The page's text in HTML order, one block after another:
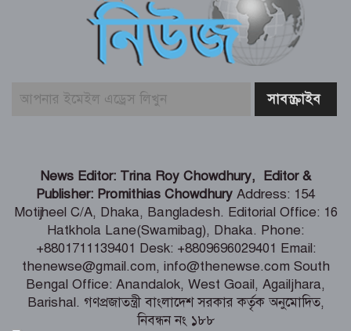
পাইকগাছায় ছাত্র ও দরিদ্র মানুষের মাঝে
সাইকেল, সেলাই মেশিন ও ভ্যান বিতরণ
মার্কিন প্রশান্ত মহাসাগরীয় নৌবহর
কমান্ডারের বাংলাদেশ সফর শেষ
ভারতীয় হাইক‌মিশনা‌রের স‌ঙ্গে আইএবিডির
প্রতি‌নি‌ধিদ‌লের সাক্ষাৎ
গ্যাস-বিদ্যুৎ সংকটের জবাব চেয়ে
প্রধানমন্ত্রীর কাছে স্মারকলিপি ১১ দলের
পররাষ্ট্রমন্ত্রীর কা‌ছে ইউএনডিপির আবাসিক
News Editor: Trina Roy Chowdhury, Editor &
Publisher: Promithias Chowdhury Address: 154
Motijheel C/A, Dhaka, Bangladesh. Editorial Office: 16
Hatkhola Lane(Swamibag), Dhaka. Phone:
+8801711139401 Desk: +8809696029401 Email:
thenewse@gmail.com, info@thenewse.com South
Bengal Office: Anandalok, West Goail, Agailjhara,
Barishal. গণপ্রজাতন্ত্রী বাংলাদেশ সরকার কর্তৃক অনুমোদিত,
নিবন্ধন নং ১৮৮